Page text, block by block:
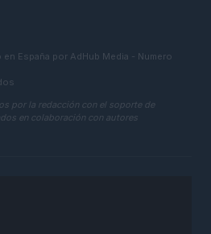
España por AdHub Media - Numero
por la redacción con el soporte de
en colaboración con autores